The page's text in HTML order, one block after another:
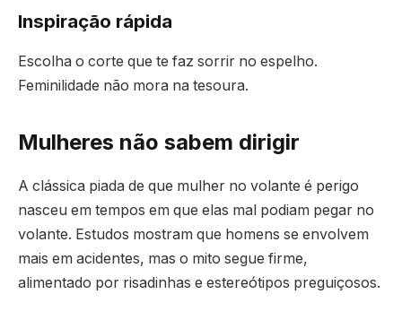
Inspiração rápida
Escolha o corte que te faz sorrir no espelho.
Feminilidade não mora na tesoura.
Mulheres não sabem dirigir
A clássica piada de que mulher no volante é perigo
nasceu em tempos em que elas mal podiam pegar no
volante. Estudos mostram que homens se envolvem
mais em acidentes, mas o mito segue firme,
alimentado por risadinhas e estereótipos preguiçosos.